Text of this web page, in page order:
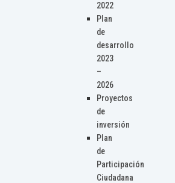
2022
Plan
de
desarrollo
2023
–
2026
Proyectos
de
inversión
Plan
de
Participación
Ciudadana